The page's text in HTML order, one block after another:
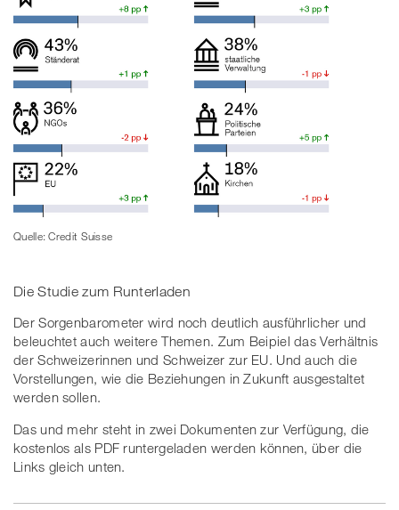
Quelle: Credit Suisse
Die Studie zum Runterladen
Der Sorgenbarometer wird noch deutlich ausführlicher und
beleuchtet auch weitere Themen. Zum Beipiel das Verhältnis
der Schweizerinnen und Schweizer zur EU. Und auch die
Vorstellungen, wie die Beziehungen in Zukunft ausgestaltet
werden sollen.
Das und mehr steht in zwei Dokumenten zur Verfügung, die
kostenlos als PDF runtergeladen werden können, über die
Links gleich unten.